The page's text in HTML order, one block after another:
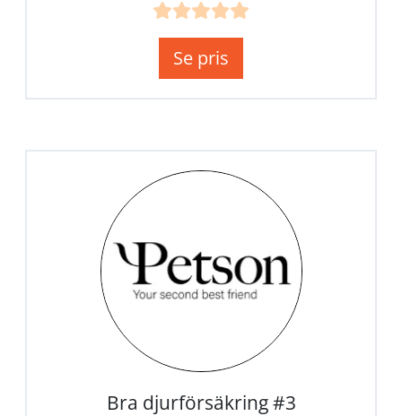
Se pris
Bra djurförsäkring #3